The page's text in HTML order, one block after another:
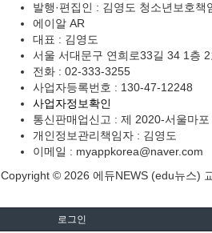
발행·편집인 : 김영도 청소년보호책
에이알 AR
대표 : 김영도
서울 서대문구 연희로33길 34 1층 2
전화 : 02-333-3255
사업자등록번호 : 130-47-12248
사업자정보확인
통신판매업신고 : 제 2020-서울마
개인정보관리책임자 : 김영도
이메일 : myappkorea@naver.com
Copyright © 2026 에듀NEWS (edu뉴스)
로그인